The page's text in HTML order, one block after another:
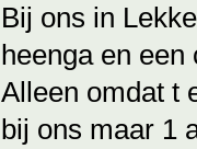
Bij ons in
heenga en een
Alleen omdat t
bij ons maar 1